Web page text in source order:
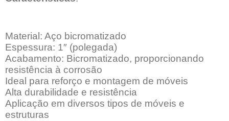
Material: Aço bicromatizado
Espessura: 1″ (polegada)
Acabamento: Bicromatizado, proporcionando
resistência à corrosão
Ideal para reforço e montagem de móveis
Alta durabilidade e resistência
Aplicação em diversos tipos de móveis e
estruturas